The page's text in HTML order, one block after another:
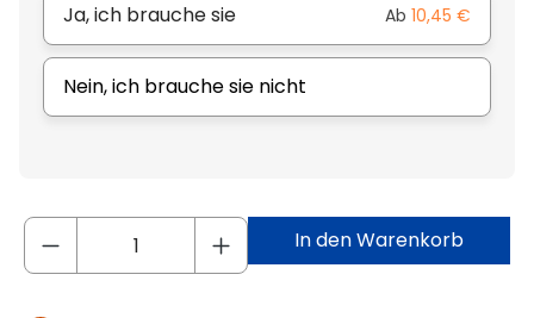
Ja, ich brauche sie Ab 10,45 €
Nein, ich brauche sie nicht
In den Warenkorb